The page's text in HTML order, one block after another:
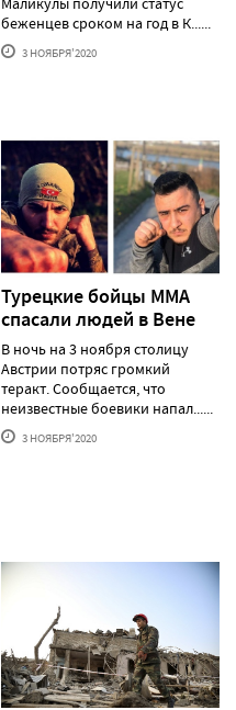
беженцев сроком на год в К......
3 НОЯБРЯ'2020
Турецкие бойцы ММА
спасали людей в Вене
В ночь на 3 ноября столицу
Австрии потряс громкий
теракт. Сообщается, что
неизвестные боевики напал......
3 НОЯБРЯ'2020